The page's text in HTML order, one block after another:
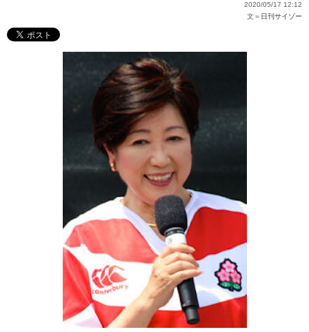
2020/05/17 12:12
文＝ 日刊サイゾー